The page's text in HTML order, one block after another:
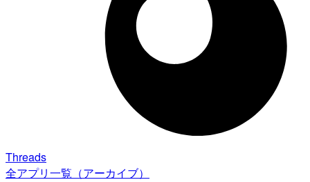
Threads
全アプリ一覧（アーカイブ）